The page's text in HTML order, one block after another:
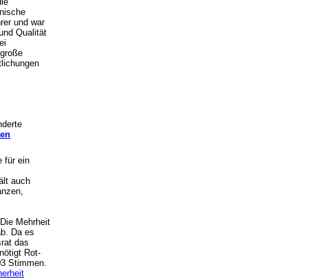
und war
Qualität
für ein
auch
Mehrheit
Da es
das
Rot-
Stimmen.